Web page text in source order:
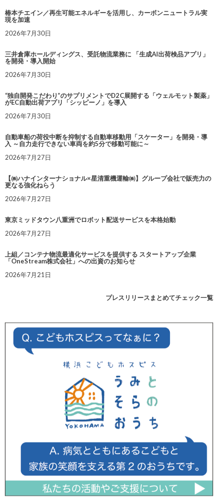
椿本チエイン／再生可能エネルギーを活用し、カーボンニュートラル実
現を加速
2026年7月30日
三井倉庫ホールディングス、受託物流業務に 「生成AI出荷検品アプリ」
を開発・導入開始
2026年7月30日
“独自開発こだわり”のサプリメントでD2C展開する「ウェルモット製薬」
がEC自動出荷アプリ「シッピーノ」を導入
2026年7月30日
自動車船の荷役中断を抑制する自動車移動用「スケーター」を開発・導
入 ～自力走行できない車両を約5分で移動可能に～
2026年7月27日
【㈱ハナインターナショナル×星清重機運輸㈱】グループ会社で販売力の
更なる強化ねらう
2026年7月27日
東京ミッドタウン八重洲でロボット配送サービスを本格始動
2026年7月27日
上組／コンテナ物流最適化サービスを提供する スタートアップ企業
「OneStream株式会社」への出資のお知らせ
2026年7月21日
プレスリリースまとめてチェック一覧